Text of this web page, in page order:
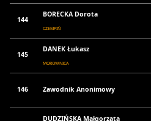
144
BORECKA Dorota
CZEMPIŃ
145
DANEK Łukasz
MOROWNICA
146 Zawodnik Anonimowy
DUDZIŃSKA Małgorzata